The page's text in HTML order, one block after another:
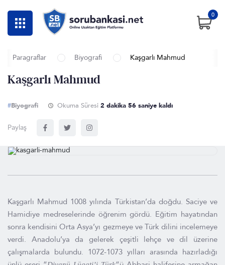
0
Paragraflar Biyografi Kaşgarlı Mahmud
Kaşgarlı Mahmud
#Biyografi Okuma Süresi 2 dakika 56 saniye kaldı
Paylaş
Kaşgarlı Mahmud 1008 yılında Türkistan’da doğdu. Saciye ve
Hamidiye medreselerinde öğrenim gördü. Eğitim hayatından
sonra kendisini Orta Asya’yı gezmeye ve Türk dilini incelemeye
verdi. Anadolu’ya da gelerek çeşitli lehçe ve dil üzerine
çalışmalarda bulundu. 1072-1073 yılları arasında hazırladığı